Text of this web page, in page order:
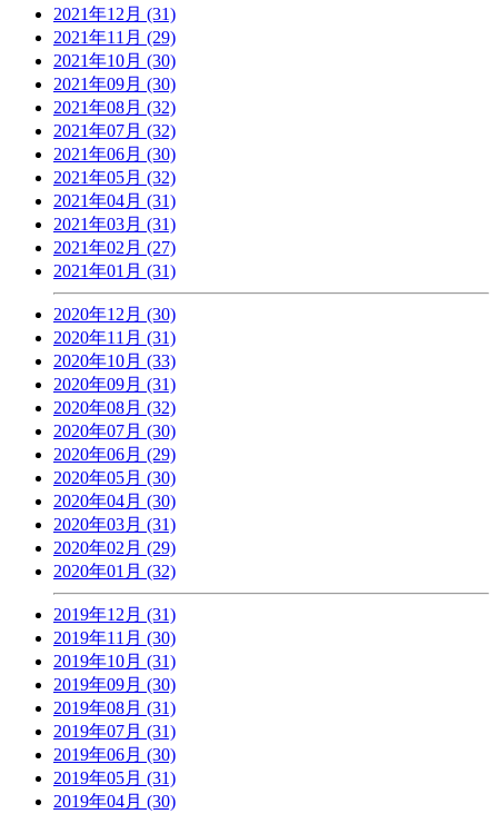
2021年12月 (31)
2021年11月 (29)
2021年10月 (30)
2021年09月 (30)
2021年08月 (32)
2021年07月 (32)
2021年06月 (30)
2021年05月 (32)
2021年04月 (31)
2021年03月 (31)
2021年02月 (27)
2021年01月 (31)
2020年12月 (30)
2020年11月 (31)
2020年10月 (33)
2020年09月 (31)
2020年08月 (32)
2020年07月 (30)
2020年06月 (29)
2020年05月 (30)
2020年04月 (30)
2020年03月 (31)
2020年02月 (29)
2020年01月 (32)
2019年12月 (31)
2019年11月 (30)
2019年10月 (31)
2019年09月 (30)
2019年08月 (31)
2019年07月 (31)
2019年06月 (30)
2019年05月 (31)
2019年04月 (30)